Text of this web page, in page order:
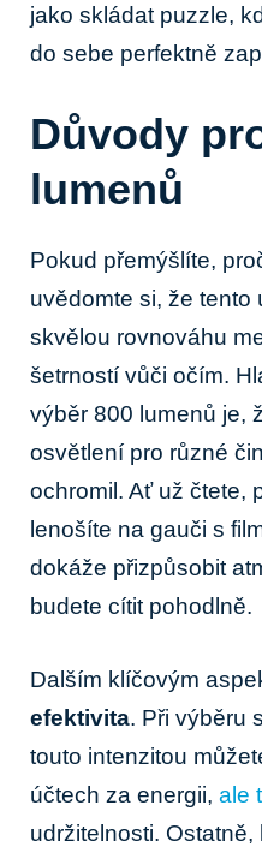
jako skládat‌ puzzle,​
do sebe perfektně
Důvody
lumenů
Pokud přemýšlíte,
‍uvědomte si,​ že
skvělou⁤ rovnováhu
šetrností ⁤vůči očím.
výběr 800 ‌lumenů je,
osvětlení ​pro různé
⁤ochromil.‍ Ať už čtete,
lenošíte na gauči s
dokáže přizpůsobit
budete cítit ⁣pohodlně.
Dalším ⁣klíčovým
efektivita. Při výběru
touto ⁢intenzitou
účtech za energii, ale
udržitelnosti.